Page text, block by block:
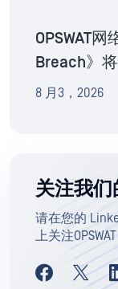
OPSWAT
Breach》
8 月3，2026
关注我们
请在您的
上关注